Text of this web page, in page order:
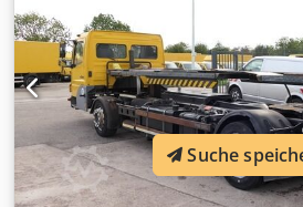
gehalten. Der KAMAG WBH 25
Sattelkupplung, Klimaanlage und
ausgestattet &#8211, ideale
komfortablen Einsatz im
Uznnsfx Ak Toa Kilometerstand:
Betriebsstunden: 16348 Std.
Gewerbetreibende (Landwirtschaft,
und Großgewerbe) oder Export.
Zwischenverkauf vorbehalten.
Suche